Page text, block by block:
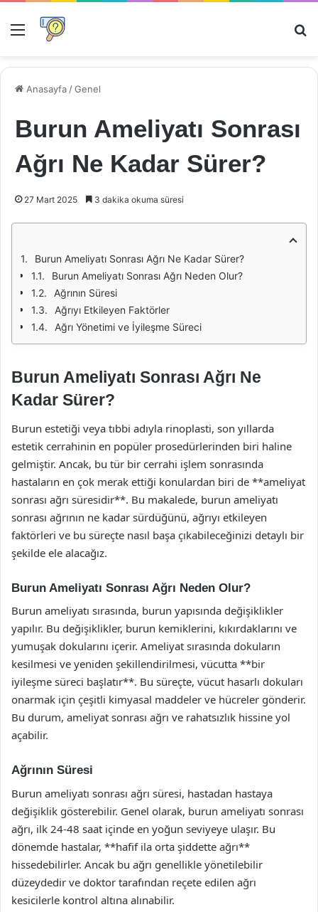
Menü
Anasayfa /Genel
Burun Ameliyatı Sonrası
Ağrı Ne Kadar Sürer?
27 Mart 2025 3 dakika okuma süresi
Burun Ameliyatı Sonrası Ağrı Ne Kadar Sürer?
Burun Ameliyatı Sonrası Ağrı Neden Olur?
Ağrının Süresi
Ağrıyı Etkileyen Faktörler
Ağrı Yönetimi ve İyileşme Süreci
Burun Ameliyatı Sonrası Ağrı Ne
Kadar Sürer?
Burun estetiği veya tıbbi adıyla rinoplasti, son yıllarda
estetik cerrahinin en popüler prosedürlerinden biri haline
gelmiştir. Ancak, bu tür bir cerrahi işlem sonrasında
hastaların en çok merak ettiği konulardan biri de **ameliyat
sonrası ağrı süresidir**. Bu makalede, burun ameliyatı
sonrası ağrının ne kadar sürdüğünü, ağrıyı etkileyen
faktörleri ve bu süreçte nasıl başa çıkabileceğinizi detaylı bir
şekilde ele alacağız.
Burun Ameliyatı Sonrası Ağrı Neden Olur?
Burun ameliyatı sırasında, burun yapısında değişiklikler
yapılır. Bu değişiklikler, burun kemiklerini, kıkırdaklarını ve
yumuşak dokularını içerir. Ameliyat sırasında dokuların
kesilmesi ve yeniden şekillendirilmesi, vücutta **bir
iyileşme süreci başlatır**. Bu süreçte, vücut hasarlı dokuları
onarmak için çeşitli kimyasal maddeler ve hücreler gönderir.
Bu durum, ameliyat sonrası ağrı ve rahatsızlık hissine yol
açabilir.
Ağrının Süresi
Burun ameliyatı sonrası ağrı süresi, hastadan hastaya
değişiklik gösterebilir. Genel olarak, burun ameliyatı sonrası
ağrı, ilk 24-48 saat içinde en yoğun seviyeye ulaşır. Bu
dönemde hastalar, **hafif ila orta şiddette ağrı**
hissedebilirler. Ancak bu ağrı genellikle yönetilebilir
düzeydedir ve doktor tarafından reçete edilen ağrı
kesicilerle kontrol altına alınabilir.